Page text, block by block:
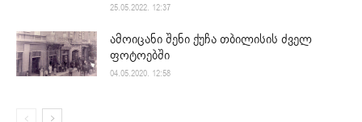
25.05.2022. 12:37
ამოიცანი შენი ქუჩა თბილისის ძველ
ფოტოებში
04.05.2020. 12:58